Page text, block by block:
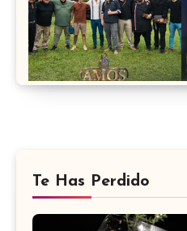
Te Has Perdido